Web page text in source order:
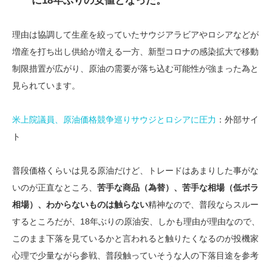
理由は協調して生産を絞っていたサウジアラビアやロシアなどが
増産を打ち出し供給が増える一方、新型コロナの感染拡大で移動
制限措置が広がり、原油の需要が落ち込む可能性が強まった為と
見られています。
米上院議員、原油価格競争巡りサウジとロシアに圧力 ：外部サイ
ト
普段価格くらいは見る原油だけど、トレードはあまりした事がな
いのが正直なところ、 苦手な商品（為替）、苦手な相場（低ボラ
相場）、わからないものは触らない精神なので、普段ならスルー
するところだが、18年ぶりの原油安、しかも理由が理由なので、
このまま下落を見ているかと言われると触りたくなるのが投機家
心理で少量ながら参戦、普段触っていそうな人の下落目途を参考